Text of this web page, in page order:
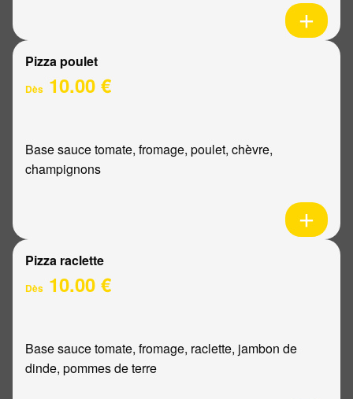
Pizza poulet
Dès 10.00 €
Base sauce tomate, fromage, poulet, chèvre,
champignons
Pizza raclette
Dès 10.00 €
Base sauce tomate, fromage, raclette, jambon de
dinde, pommes de terre